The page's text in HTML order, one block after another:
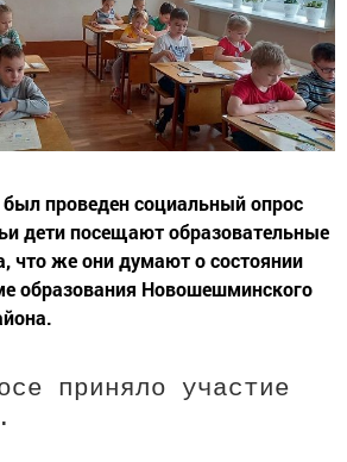
был проведен социальный опрос
дети посещают образовательные
что же они думают о состоянии
образования Новошешминского
приняло участие